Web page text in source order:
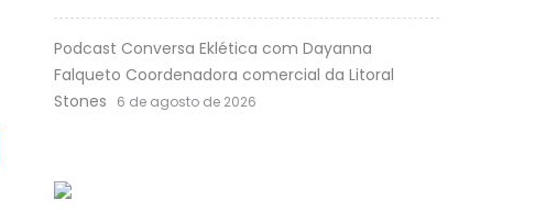
Podcast Conversa Eklética com Dayanna
Falqueto Coordenadora comercial da Litoral
Stones
6 de agosto de 2026